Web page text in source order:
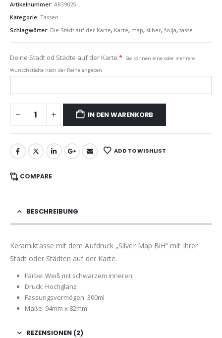
Artikelnummer: AR39025
Kategorie: Tassen
Schlagwörter: Die Stadt auf der Karte, Karte, map, silber, šolja, tasse
Deine Stadt od Städte auf der Karte.* Sie können eine oder mehrere
Wunschstädte nach der Reihe angeben.
IN DEN WARENKORB
ADD TO WISHLIST
COMPARE
BESCHREIBUNG
Keramiktasse mit dem Aufdruck „Silver Map BiH“ mit Ihrer
Stadt oder Städten auf der Karte.
Farbe: Weiß mit schwarzem inneren.
Druck: Hochglanz
Fassungsvermögen: 300ml
Maße: 94mm x 82mm
REZENSIONEN (2)